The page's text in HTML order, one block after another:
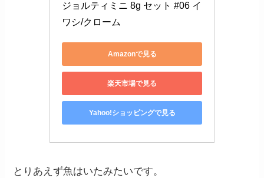
ジョルティミニ 8g セット #06 イ
ワシ/クローム
Amazonで見る
楽天市場で見る
Yahoo!ショッピングで見る
とりあえず魚はいたみたいです。